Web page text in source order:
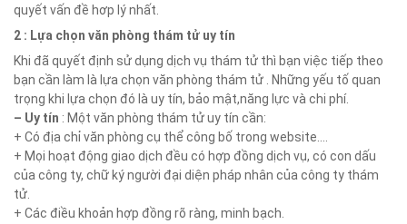
quyết vấn đề hơp lý nhất.
2 : Lựa chọn văn phòng thám tử uy tín
Khi đã quyết định sử dụng dịch vụ thám tử thì bạn việc tiếp theo
bạn cần làm là lựa chọn văn phòng thám tử . Những yếu tố quan
trọng khi lựa chọn đó là uy tín, bảo mật,năng lực và chi phí.
– Uy tín : Một văn phòng thám tử uy tín cần:
+ Có địa chỉ văn phòng cụ thể công bố trong website….
+ Mọi hoạt động giao dịch đều có hợp đồng dịch vụ, có con dấu
của công ty, chữ ký người đại diện pháp nhân của công ty thám
tử.
+ Các điều khoản hợp đồng rõ ràng, minh bạch.